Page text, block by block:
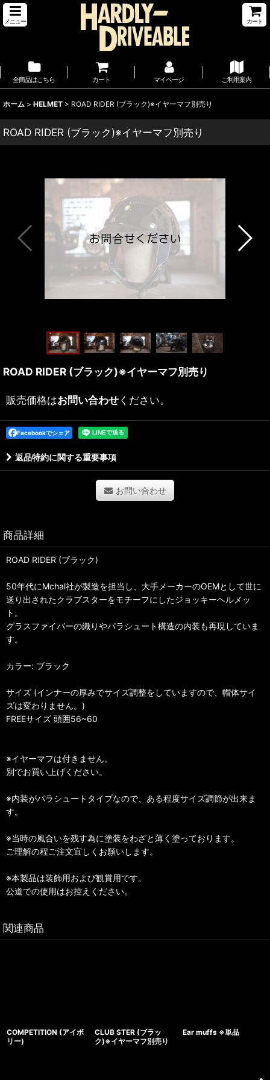
メニュー カート
全商品はこちら カート マイページ ご利用案内
ホーム > HELMET > ROAD RIDER (ブラック)※イヤーマフ別売り
ROAD RIDER (ブラック)※イヤーマフ別売り
ROAD RIDER (ブラック)※イヤーマフ別売り
販売価格はお問い合わせください。
Facebookでシェア
返品特約に関する重要事項
お問い合わせ
商品詳細
ROAD RIDER (ブラック)
50年代にMchal社が製造を担当し、大手メーカーのOEMとして世に
送り出されたクラブスターをモチーフにしたジョッキーヘルメッ
ト。
グラスファイバーの織りやパラシュート構造の内装も再現していま
す。
カラー: ブラック
サイズ (インナーの厚みでサイズ調整をしていますので、帽体サイ
ズは変わりません。)
FREEサイズ 頭囲56~60
※イヤーマフは付きません。
別でお買い上げください。
※内装がパラシュートタイプなので、ある程度サイズ調節が出来ま
す。
※当時の風合いを残す為に塗装をわざと薄く塗っております。
ご理解の程ご注文宜しくお願いします。
※本製品は装飾用および観賞用です。
公道での使用はお控えください。
関連商品
COMPETITION (アイボ
リー)
CLUB STER (ブラッ
ク)※イヤーマフ別売り
Ear muffs ※単品